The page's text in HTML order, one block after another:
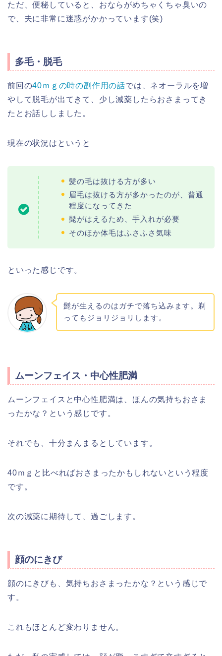
ただ、便秘していると、おならがめちゃくちゃ臭いの
で、夫に非常に迷惑がかかっています(笑)
多毛・脱毛
前回の40ｍｇの時の副作用の話では、ネオーラルを増
やして脱毛が出てきて、少し減薬したらおさまってき
たとお話ししました。
現在の状況はというと
髪の毛は抜ける方が多い
眉毛は抜ける方が多かったのが、普通
程度になってきた
髭がはえるため、手入れが必要
そのほか体毛はふさふさ気味
といった感じです。
髭が生えるのはガチで落ち込みます。剃
ってもジョリジョリします。
ムーンフェイス・中心性肥満
ムーンフェイスと中心性肥満は、ほんの気持ちおさま
ったかな？という感じです。
それでも、十分まんまるとしています。
40ｍｇと比べればおさまったかもしれないという程度
です。
次の減薬に期待して、過ごします。
顔のにきび
顔のにきびも、気持ちおさまったかな？という感じで
す。
これもほとんど変わりません。